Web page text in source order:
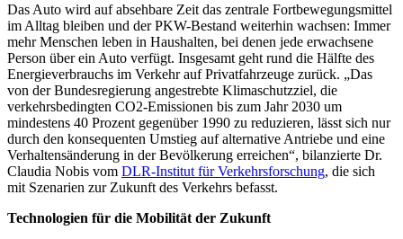
Das Auto wird auf absehbare Zeit das zentrale Fortbewegungsmittel
im Alltag bleiben und der PKW-Bestand weiterhin wachsen: Immer
mehr Menschen leben in Haushalten, bei denen jede erwachsene
Person über ein Auto verfügt. Insgesamt geht rund die Hälfte des
Energieverbrauchs im Verkehr auf Privatfahrzeuge zurück. „Das
von der Bundesregierung angestrebte Klimaschutzziel, die
verkehrsbedingten CO2-Emissionen bis zum Jahr 2030 um
mindestens 40 Prozent gegenüber 1990 zu reduzieren, lässt sich nur
durch den konsequenten Umstieg auf alternative Antriebe und eine
Verhaltensänderung in der Bevölkerung erreichen“, bilanzierte Dr.
Claudia Nobis vom DLR-Institut für Verkehrsforschung, die sich
mit Szenarien zur Zukunft des Verkehrs befasst.
Technologien für die Mobilität der Zukunft